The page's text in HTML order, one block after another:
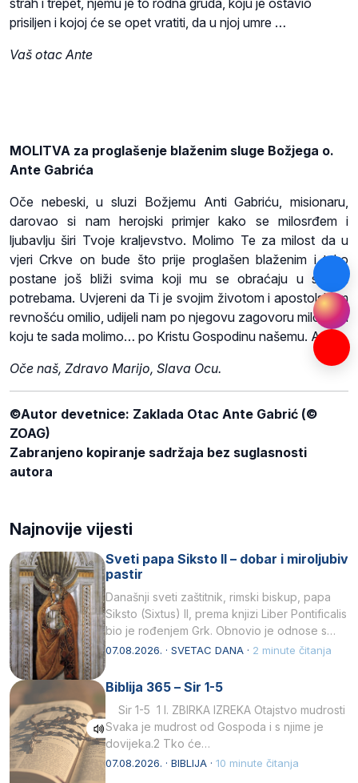
strah i trepet, njemu je to rodna gruda, koju je ostavio
prisiljen i kojoj će se opet vratiti, da u njoj umre …
Vaš otac Ante
MOLITVA za proglašenje blaženim sluge Božjega o.
Ante Gabrića
Oče nebeski, u sluzi Božjemu Anti Gabriću, misionaru,
darovao si nam herojski primjer kako se milosrđem i
ljubavlju širi Tvoje kraljevstvo. Molimo Te za milost da u
vjeri Crkve on bude što prije proglašen blaženim i tako
postane još bliži svima koji mu se obraćaju u svojim
potrebama. Uvjereni da Ti je svojim životom i apostolskom
revnošću omilio, udijeli nam po njegovu zagovoru milost za
koju te sada molimo… po Kristu Gospodinu našemu. Amen
Oče naš, Zdravo Marijo, Slava Ocu.
©Autor devetnice: Zaklada Otac Ante Gabrić (©
ZOAG)
Zabranjeno kopiranje sadržaja bez suglasnosti
autora
Najnovije vijesti
Sveti papa Siksto II – dobar i miroljubiv
pastir
Današnji sveti zaštitnik, rimski biskup, papa
Siksto (Sixtus) II, prema knjizi Liber Pontificalis
bio je rođenjem Grk. Obnovio je odnose s
afričkim…
07.08.2026. · SVETAC DANA · 2 minute čitanja
Biblija 365 – Sir 1-5
Sir 1-5 1 I. ZBIRKA IZREKA Otajstvo mudrosti
Svaka je mudrost od Gospoda i s njime je
dovijeka.2 Tko će…
07.08.2026. · BIBLIJA · 10 minute čitanja